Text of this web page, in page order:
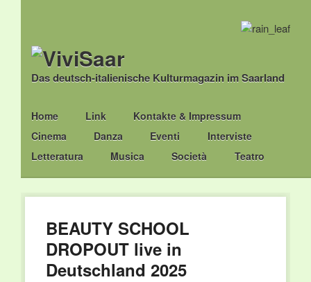
Das deutsch-italienische Kulturmagazin im Saarland
Main menu
Skip
to
content
Home Link
Kontakte & Impressum
Cinema
Danza Eventi
Interviste
Letteratura
Musica Società Teatro
BEAUTY SCHOOL
DROPOUT live in
Deutschland 2025